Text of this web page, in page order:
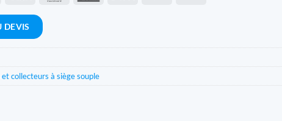
DEVIS
et collecteurs à siège souple